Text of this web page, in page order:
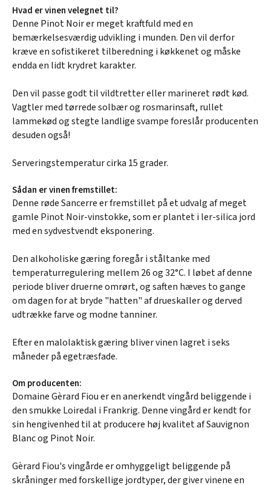
Hvad er vinen velegnet til?
Denne Pinot Noir er meget kraftfuld med en
bemærkelsesværdig udvikling i munden. Den vil derfor
kræve en sofistikeret tilberedning i køkkenet og måske
endda en lidt krydret karakter.
Den vil passe godt til vildtretter eller marineret rødt kød.
Vagtler med tørrede solbær og rosmarinsaft, rullet
lammekød og stegte landlige svampe foreslår producenten
desuden også!
Serveringstemperatur cirka 15 grader.
Sådan er vinen fremstillet:
Denne røde Sancerre er fremstillet på et udvalg af meget
gamle Pinot Noir-vinstokke, som er plantet i ler-silica jord
med en sydvestvendt eksponering.
Den alkoholiske gæring foregår i ståltanke med
temperaturregulering mellem 26 og 32°C. I løbet af denne
periode bliver druerne omrørt, og saften hæves to gange
om dagen for at bryde "hatten" af drueskaller og derved
udtrække farve og modne tanniner.
Efter en malolaktisk gæring bliver vinen lagret i seks
måneder på egetræsfade.
Om producenten:
Domaine Gèrard Fiou er en anerkendt vingård beliggende i
den smukke Loiredal i Frankrig. Denne vingård er kendt for
sin hengivenhed til at producere høj kvalitet af Sauvignon
Blanc og Pinot Noir.
Gèrard Fiou's vingårde er omhyggeligt beliggende på
skråninger med forskellige jordtyper, der giver vinene en